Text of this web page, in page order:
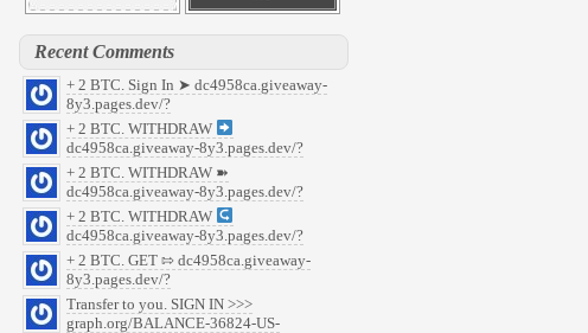
Recent Comments
+ 2 BTC. Sign In ➤ dc4958ca.giveaway-
8y3.pages.dev/?
hs=57faf8c37b5c93cfe535649c9e405071&
0rilly
+ 2 BTC. WITHDRAW
dc4958ca.giveaway-8y3.pages.dev/?
hs=d91f853f8aefdcb5190c1e22a14f58b0&
kloqld
+ 2 BTC. WITHDRAW ➽
dc4958ca.giveaway-8y3.pages.dev/?
hs=4abd218d8fafafefc68fa59ca9b81a90&
sage08
+ 2 BTC. WITHDRAW
dc4958ca.giveaway-8y3.pages.dev/?
hs=4959c496b322aefcf23db3c963aad0b7&
6z7147
+ 2 BTC. GET ⇰ dc4958ca.giveaway-
8y3.pages.dev/?
hs=26ec2c0788563c5ee9501c79f6f2ed03&
iu7sdl
Transfer to you. SIGN IN >>>
graph.org/BALANCE-36824-US-